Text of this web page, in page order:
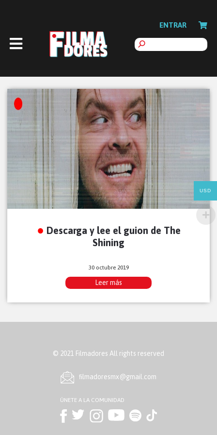
ENTRAR
Descarga y lee el guion de The
Shining
30 octubre 2019
Leer más
© 2021 Filmadores All rights reserved
ﬁlmadoresmx@gmail.com
ÚNETE A LA COMUNIDAD
USD